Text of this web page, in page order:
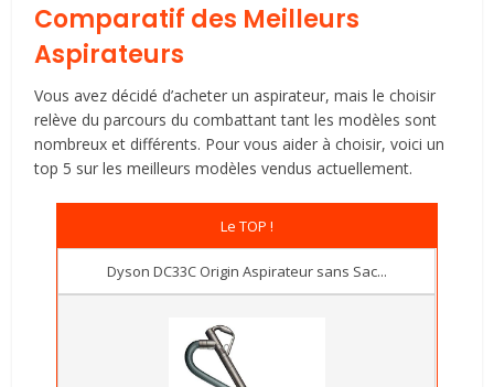
Comparatif des Meilleurs
Aspirateurs
Vous avez décidé d’acheter un aspirateur, mais le choisir
relève du parcours du combattant tant les modèles sont
nombreux et différents. Pour vous aider à choisir, voici un
top 5 sur les meilleurs modèles vendus actuellement.
Le TOP !
Dyson DC33C Origin Aspirateur sans Sac...